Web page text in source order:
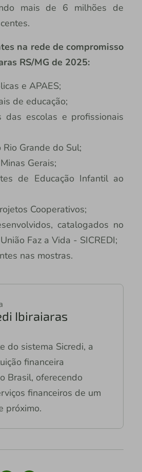
mais de 6 milhões de
na rede de compromisso
RS/MG de 2025:
e APAES;
de educação;
das escolas e profissionais
Grande do Sul;
Gerais;
de Educação Infantil ao
Cooperativos;
catalogados no
Faz a Vida - SICREDI;
nas mostras.
Ibiraiaras
do sistema Sicredi, a
financeira
Brasil, oferecendo
financeiros de um
próximo.